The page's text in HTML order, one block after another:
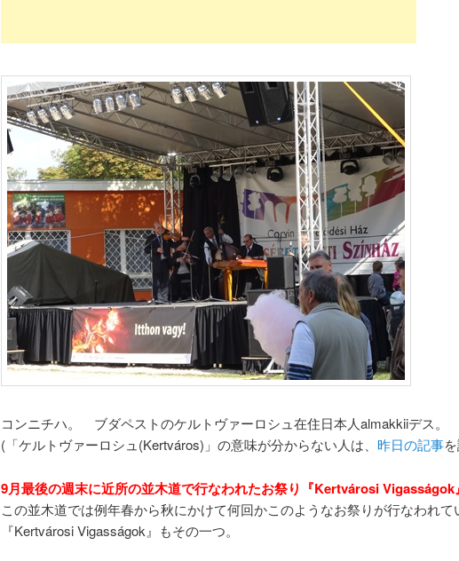
コンニチハ。 ブダペストのケルトヴァーロシュ在住日本人almakkiiデス。
(「ケルトヴァーロシュ(Kertváros)」の意味が分からない人は、 昨日の記事
9月最後の週末に近所の並木道で行なわれたお祭り『Kertvárosi
この並木道では例年春から秋にかけて何回かこのようなお祭りが行なわれて
『Kertvárosi Vigasságok』もその一つ。